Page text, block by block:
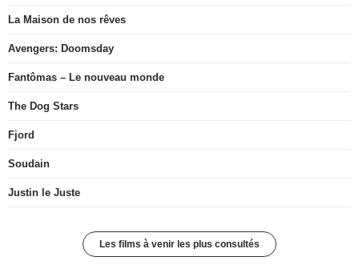
La Maison de nos rêves
Avengers: Doomsday
Fantômas – Le nouveau monde
The Dog Stars
Fjord
Soudain
Justin le Juste
Les films à venir les plus consultés